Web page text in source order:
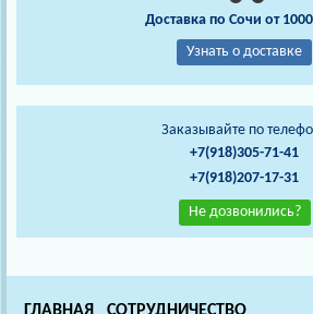
Доставка по Сочи от
Узнать о доставке
Заказывайте по
+7(918)305-71-41
+7(918)207-17-31
Не дозвонились?